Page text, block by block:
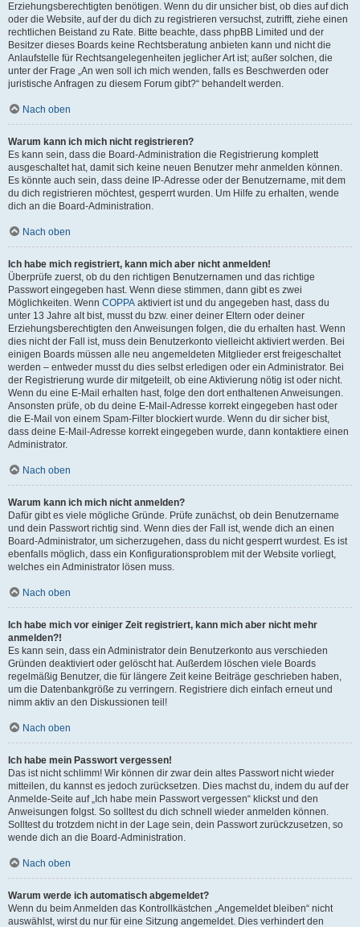
Erziehungsberechtigten benötigen. Wenn du dir unsicher bist, ob dies auf dich
oder die Website, auf der du dich zu registrieren versuchst, zutrifft, ziehe einen
rechtlichen Beistand zu Rate. Bitte beachte, dass phpBB Limited und der
Besitzer dieses Boards keine Rechtsberatung anbieten kann und nicht die
Anlaufstelle für Rechtsangelegenheiten jeglicher Art ist; außer solchen, die
unter der Frage „An wen soll ich mich wenden, falls es Beschwerden oder
juristische Anfragen zu diesem Forum gibt?“ behandelt werden.
Nach oben
Warum kann ich mich nicht registrieren?
Es kann sein, dass die Board-Administration die Registrierung komplett
ausgeschaltet hat, damit sich keine neuen Benutzer mehr anmelden können.
Es könnte auch sein, dass deine IP-Adresse oder der Benutzername, mit dem
du dich registrieren möchtest, gesperrt wurden. Um Hilfe zu erhalten, wende
dich an die Board-Administration.
Nach oben
Ich habe mich registriert, kann mich aber nicht anmelden!
Überprüfe zuerst, ob du den richtigen Benutzernamen und das richtige
Passwort eingegeben hast. Wenn diese stimmen, dann gibt es zwei
Möglichkeiten. Wenn COPPA aktiviert ist und du angegeben hast, dass du
unter 13 Jahre alt bist, musst du bzw. einer deiner Eltern oder deiner
Erziehungsberechtigten den Anweisungen folgen, die du erhalten hast. Wenn
dies nicht der Fall ist, muss dein Benutzerkonto vielleicht aktiviert werden. Bei
einigen Boards müssen alle neu angemeldeten Mitglieder erst freigeschaltet
werden – entweder musst du dies selbst erledigen oder ein Administrator. Bei
der Registrierung wurde dir mitgeteilt, ob eine Aktivierung nötig ist oder nicht.
Wenn du eine E-Mail erhalten hast, folge den dort enthaltenen Anweisungen.
Ansonsten prüfe, ob du deine E-Mail-Adresse korrekt eingegeben hast oder
die E-Mail von einem Spam-Filter blockiert wurde. Wenn du dir sicher bist,
dass deine E-Mail-Adresse korrekt eingegeben wurde, dann kontaktiere einen
Administrator.
Nach oben
Warum kann ich mich nicht anmelden?
Dafür gibt es viele mögliche Gründe. Prüfe zunächst, ob dein Benutzername
und dein Passwort richtig sind. Wenn dies der Fall ist, wende dich an einen
Board-Administrator, um sicherzugehen, dass du nicht gesperrt wurdest. Es ist
ebenfalls möglich, dass ein Konfigurationsproblem mit der Website vorliegt,
welches ein Administrator lösen muss.
Nach oben
Ich habe mich vor einiger Zeit registriert, kann mich aber nicht mehr
anmelden?!
Es kann sein, dass ein Administrator dein Benutzerkonto aus verschieden
Gründen deaktiviert oder gelöscht hat. Außerdem löschen viele Boards
regelmäßig Benutzer, die für längere Zeit keine Beiträge geschrieben haben,
um die Datenbankgröße zu verringern. Registriere dich einfach erneut und
nimm aktiv an den Diskussionen teil!
Nach oben
Ich habe mein Passwort vergessen!
Das ist nicht schlimm! Wir können dir zwar dein altes Passwort nicht wieder
mitteilen, du kannst es jedoch zurücksetzen. Dies machst du, indem du auf der
Anmelde-Seite auf „Ich habe mein Passwort vergessen“ klickst und den
Anweisungen folgst. So solltest du dich schnell wieder anmelden können.
Solltest du trotzdem nicht in der Lage sein, dein Passwort zurückzusetzen, so
wende dich an die Board-Administration.
Nach oben
Warum werde ich automatisch abgemeldet?
Wenn du beim Anmelden das Kontrollkästchen „Angemeldet bleiben“ nicht
auswählst, wirst du nur für eine Sitzung angemeldet. Dies verhindert den